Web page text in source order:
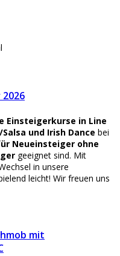
Einsteigerkurse in Line
und Irish Dance bei
Neueinsteiger ohne
geeignet sind. Mit
in unsere
leicht! Wir freuen uns
mit